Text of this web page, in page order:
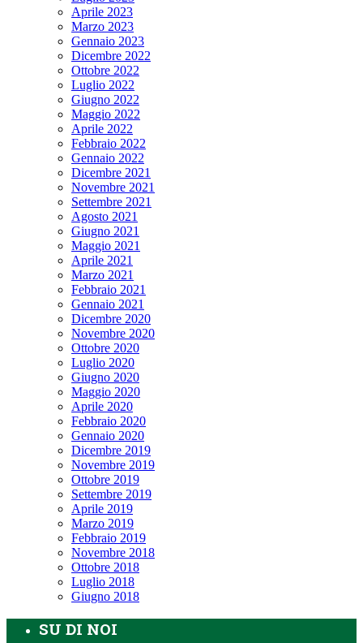
Aprile 2023
Marzo 2023
Gennaio 2023
Dicembre 2022
Ottobre 2022
Luglio 2022
Giugno 2022
Maggio 2022
Aprile 2022
Febbraio 2022
Gennaio 2022
Dicembre 2021
Novembre 2021
Settembre 2021
Agosto 2021
Giugno 2021
Maggio 2021
Aprile 2021
Marzo 2021
Febbraio 2021
Gennaio 2021
Dicembre 2020
Novembre 2020
Ottobre 2020
Luglio 2020
Giugno 2020
Maggio 2020
Aprile 2020
Febbraio 2020
Gennaio 2020
Dicembre 2019
Novembre 2019
Ottobre 2019
Settembre 2019
Aprile 2019
Marzo 2019
Febbraio 2019
Novembre 2018
Ottobre 2018
Luglio 2018
Giugno 2018
SU DI NOI